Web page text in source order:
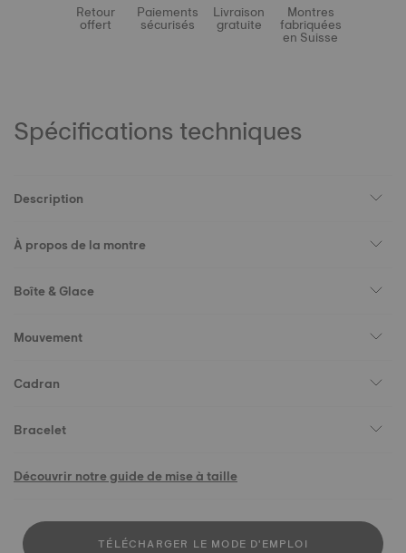
Retour
offert
Paiements
sécurisés
Livraison
gratuite
Montres
fabriquées
en Suisse
Spécifications techniques
Description
À propos de la montre
Boîte & Glace
Mouvement
Cadran
Bracelet
Découvrir notre guide de mise à taille
TÉLÉCHARGER LE MODE D'EMPLOI